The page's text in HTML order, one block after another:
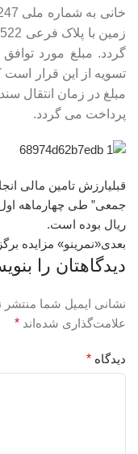
مبلغ در زمان انتقال
پرداخت می گردد.
قبلیارزش تامین مالی
ریال بوده است.
بعدی«نمرینو» مزایده
دیدگاهتان را
نشانی ایمیل شما منتشر
علامت‌گذاری شده‌اند *
دیدگاه *